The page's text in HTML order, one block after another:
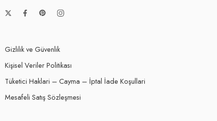
Gizlilik ve Güvenlik
Kişisel Veriler Politikası
Tüketici Haklari – Cayma – İptal İade Koşullari
Mesafeli Satış Sözleşmesi